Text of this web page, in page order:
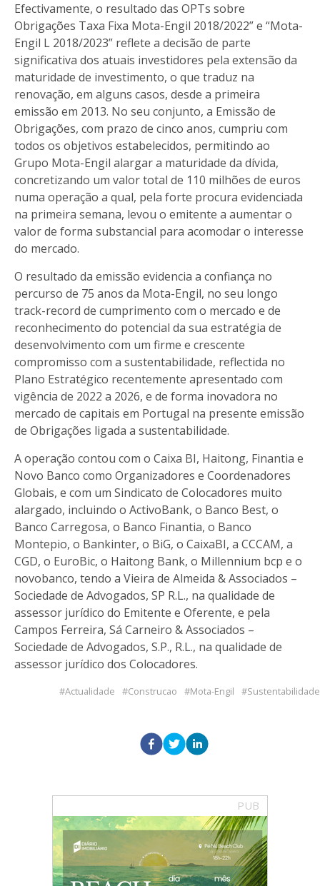
Efectivamente, o resultado das OPTs sobre
Obrigações Taxa Fixa Mota-Engil 2018/2022” e “Mota-
Engil L 2018/2023” reflete a decisão de parte
significativa dos atuais investidores pela extensão da
maturidade de investimento, o que traduz na
renovação, em alguns casos, desde a primeira
emissão em 2013. No seu conjunto, a Emissão de
Obrigações, com prazo de cinco anos, cumpriu com
todos os objetivos estabelecidos, permitindo ao
Grupo Mota-Engil alargar a maturidade da dívida,
concretizando um valor total de 110 milhões de euros
numa operação a qual, pela forte procura evidenciada
na primeira semana, levou o emitente a aumentar o
valor de forma substancial para acomodar o interesse
do mercado.
O resultado da emissão evidencia a confiança no
percurso de 75 anos da Mota-Engil, no seu longo
track-record de cumprimento com o mercado e de
reconhecimento do potencial da sua estratégia de
desenvolvimento com um firme e crescente
compromisso com a sustentabilidade, reflectida no
Plano Estratégico recentemente apresentado com
vigência de 2022 a 2026, e de forma inovadora no
mercado de capitais em Portugal na presente emissão
de Obrigações ligada a sustentabilidade.
A operação contou com o Caixa BI, Haitong, Finantia e
Novo Banco como Organizadores e Coordenadores
Globais, e com um Sindicato de Colocadores muito
alargado, incluindo o ActivoBank, o Banco Best, o
Banco Carregosa, o Banco Finantia, o Banco
Montepio, o Bankinter, o BiG, o CaixaBI, a CCCAM, a
CGD, o EuroBic, o Haitong Bank, o Millennium bcp e o
novobanco, tendo a Vieira de Almeida & Associados –
Sociedade de Advogados, SP R.L., na qualidade de
assessor jurídico do Emitente e Oferente, e pela
Campos Ferreira, Sá Carneiro & Associados –
Sociedade de Advogados, S.P., R.L., na qualidade de
assessor jurídico dos Colocadores.
Actualidade Construcao Mota-Engil Sustentabilidade
PUB